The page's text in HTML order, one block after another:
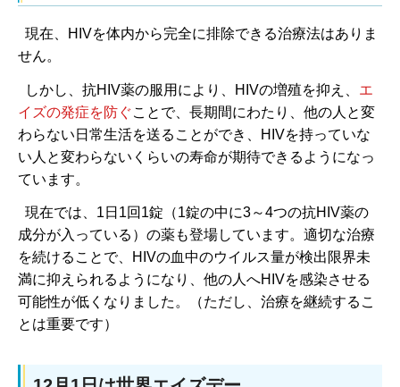
現在、HIVを体内から完全に排除できる治療法はありま
せん。
しかし、抗HIV薬の服用により、HIVの増殖を抑え、 エ
イズの発症を防ぐことで、長期間にわたり、他の人と変
わらない日常生活を送ることができ、HIVを持っていな
い人と変わらないくらいの寿命が期待できるようになっ
ています。
現在では、1日1回1錠（1錠の中に3～4つの抗HIV薬の
成分が入っている）の薬も登場しています。適切な治療
を続けることで、HIVの血中のウイルス量が検出限界未
満に抑えられるようになり、他の人へHIVを感染させる
可能性が低くなりました。（ただし、治療を継続するこ
とは重要です）